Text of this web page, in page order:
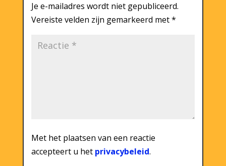
Je e-mailadres wordt niet gepubliceerd.
Vereiste velden zijn gemarkeerd met*
Met het plaatsen van een reactie
accepteert u het privacybeleid.